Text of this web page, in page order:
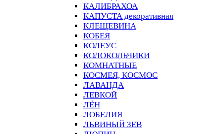
КАЛИБРАХОА
КАПУСТА декоративная
КЛЕЩЕВИНА
КОБЕЯ
КОЛЕУС
КОЛОКОЛЬЧИКИ
КОМНАТНЫЕ
КОСМЕЯ, КОСМОС
ЛАВАНДА
ЛЕВКОЙ
ЛЁН
ЛОБЕЛИЯ
ЛЬВИНЫЙ ЗЕВ